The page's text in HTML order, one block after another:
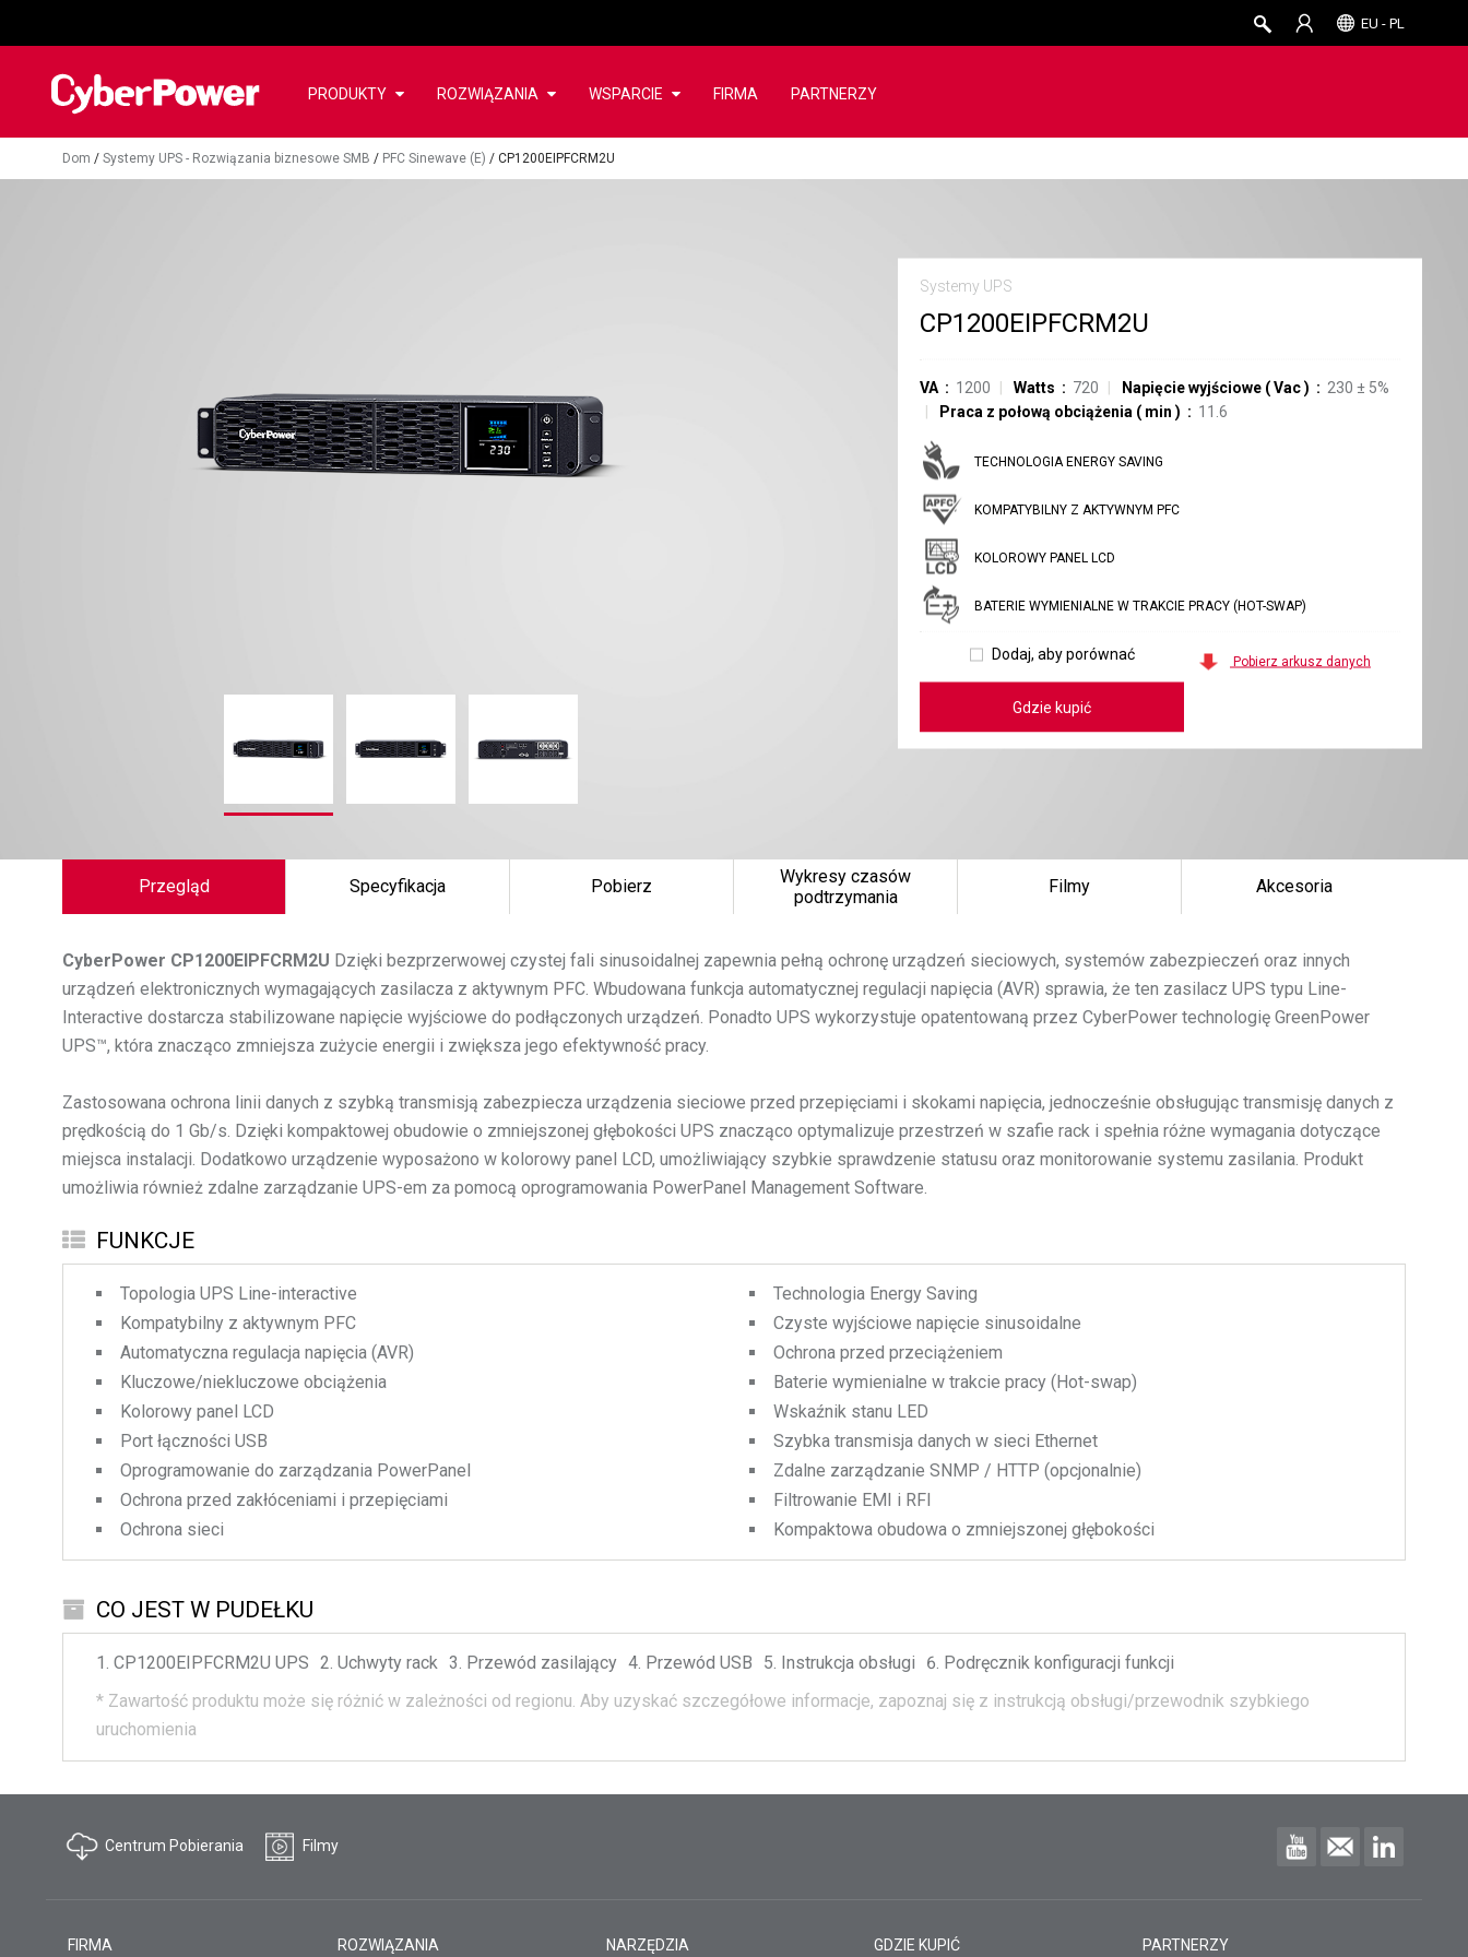
EU - PL
PRODUKTY ROZWIĄZANIA WSPARCIE FIRMA PARTNERZY
Dom / Systemy UPS - Rozwiązania biznesowe SMB / PFC Sinewave (E) / CP1200EIPFCRM2U
Systemy UPS
CP1200EIPFCRM2U
VA 1200 Watts 720 Napięcie wyjściowe (Vac)
230 ± 5%
Praca z połową obciążenia ( min ) 11.6
TECHNOLOGIA ENERGY SAVING
KOMPATYBILNY Z AKTYWNYM PFC
KOLOROWY PANEL LCD
BATERIE WYMIENIALNE W TRAKCIE PRACY (HOT-SWAP)
Dodaj, aby porównać
Gdzie kupić
Pobierz arkusz danych
Przegląd Specyfikacja Pobierz
Wykresy czasów
podtrzymania
Filmy Akcesoria
CyberPower CP1200EIPFCRM2U Dzięki bezprzerwowej czystej fali sinusoidalnej zapewnia pełną ochronę urządzeń sieciowych, systemów zabezpieczeń oraz innych
urządzeń elektronicznych wymagających zasilacza z aktywnym PFC. Wbudowana funkcja automatycznej regulacji napięcia (AVR) sprawia, że ten zasilacz UPS typu Line-
Interactive dostarcza stabilizowane napięcie wyjściowe do podłączonych urządzeń. Ponadto UPS wykorzystuje opatentowaną przez CyberPower technologię GreenPower
UPS™, która znacząco zmniejsza zużycie energii i zwiększa jego efektywność pracy.
Zastosowana ochrona linii danych z szybką transmisją zabezpiecza urządzenia sieciowe przed przepięciami i skokami napięcia, jednocześnie obsługując transmisję danych z
prędkością do 1 Gb/s. Dzięki kompaktowej obudowie o zmniejszonej głębokości UPS znacząco optymalizuje przestrzeń w szafie rack i spełnia różne wymagania dotyczące
miejsca instalacji. Dodatkowo urządzenie wyposażono w kolorowy panel LCD, umożliwiający szybkie sprawdzenie statusu oraz monitorowanie systemu zasilania. Produkt
umożliwia również zdalne zarządzanie UPS-em za pomocą oprogramowania PowerPanel Management Software.
FUNKCJE
Topologia UPS Line-interactive
Kompatybilny z aktywnym PFC
Automatyczna regulacja napięcia (AVR)
Kluczowe/niekluczowe obciążenia
Kolorowy panel LCD
Port łączności USB
Oprogramowanie do zarządzania PowerPanel
Ochrona przed zakłóceniami i przepięciami
Ochrona sieci
Technologia Energy Saving
Czyste wyjściowe napięcie sinusoidalne
Ochrona przed przeciążeniem
Baterie wymienialne w trakcie pracy (Hot-swap)
Wskaźnik stanu LED
Szybka transmisja danych w sieci Ethernet
Zdalne zarządzanie SNMP / HTTP (opcjonalnie)
Filtrowanie EMI i RFI
Kompaktowa obudowa o zmniejszonej głębokości
CO JEST W PUDEŁKU
CP1200EIPFCRM2U UPS Uchwyty rack Przewód zasilający Przewód USB Instrukcja obsługi
Podręcznik konfiguracji funkcji
* Zawartość produktu może się różnić w zależności od regionu. Aby uzyskać szczegółowe informacje, zapoznaj się z instrukcją obsługi/przewodnik szybkiego
uruchomienia
Centrum Pobierania Filmy
FIRMA ROZWIĄZANIA NARZĘDZIA GDZIE KUPIĆ PARTNERZY